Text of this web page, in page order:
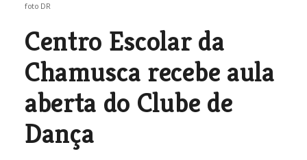
foto DR
Centro Escolar da
Chamusca recebe aula
aberta do Clube de
Dança